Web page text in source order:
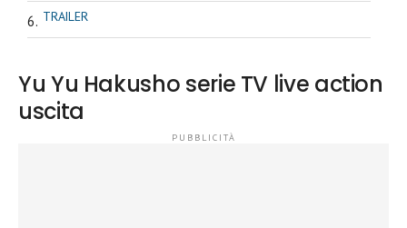
TRAILER
Yu Yu Hakusho serie TV live action
uscita